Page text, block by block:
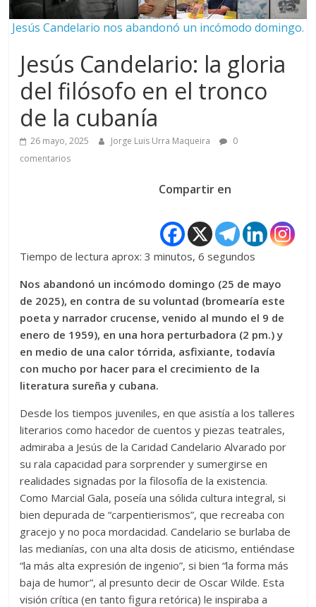
Jesús Candelario nos abandonó un incómodo domingo.
Jesús Candelario: la gloria
del filósofo en el tronco
de la cubanía
26 mayo, 2025 Jorge Luis Urra Maqueira
0
comentarios
Compartir en
Tiempo de lectura aprox: 3 minutos, 6 segundos
Nos abandonó un incómodo domingo (25 de mayo
de 2025), en contra de su voluntad (bromearía este
poeta y narrador crucense, venido al mundo el 9 de
enero de 1959), en una hora perturbadora (2 pm.) y
en medio de una calor tórrida, asfixiante, todavía
con mucho por hacer para el crecimiento de la
literatura sureña y cubana.
Desde los tiempos juveniles, en que asistía a los talleres
literarios como hacedor de cuentos y piezas teatrales,
admiraba a Jesús de la Caridad Candelario Alvarado por
su rala capacidad para sorprender y sumergirse en
realidades signadas por la filosofía de la existencia.
Como Marcial Gala, poseía una sólida cultura integral, si
bien depurada de “carpentierismos”, que recreaba con
gracejo y no poca mordacidad. Candelario se burlaba de
las medianías, con una alta dosis de aticismo, entiéndase
“la más alta expresión de ingenio”, si bien “la forma más
baja de humor”, al presunto decir de Oscar Wilde. Esta
visión crítica (en tanto figura retórica) le inspiraba a